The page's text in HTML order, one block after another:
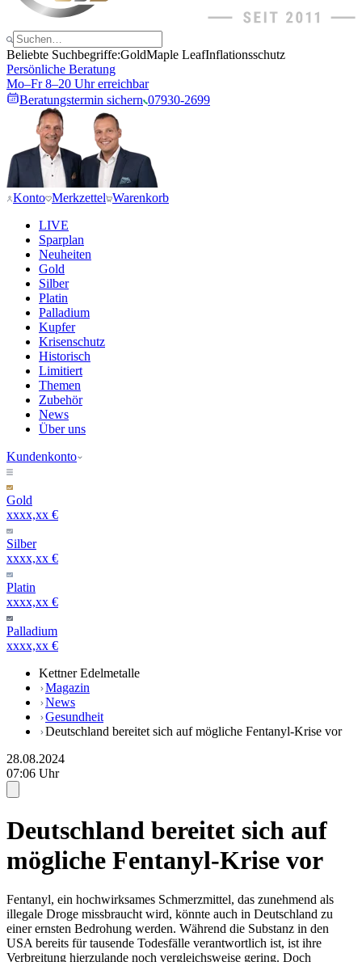
Beliebte Suchbegriffe:GoldMaple LeafInflationsschutz
Persönliche Beratung
Mo–Fr 8–20 Uhr erreichbar
Beratungstermin sichern 07930-2699
Konto Merkzettel Warenkorb
LIVE
Sparplan
Neuheiten
Gold
Silber
Platin
Palladium
Kupfer
Krisenschutz
Historisch
Limitiert
Themen
Zubehör
News
Über uns
Kundenkonto
Gold
xxxx,xx €
Silber
xxxx,xx €
Platin
xxxx,xx €
Palladium
xxxx,xx €
Kettner Edelmetalle
Magazin
News
Gesundheit
Deutschland bereitet sich auf mögliche Fentanyl-Krise vor
28.08.2024
07:06 Uhr
Deutschland bereitet sich auf
mögliche Fentanyl-Krise vor
Fentanyl, ein hochwirksames Schmerzmittel, das zunehmend als
illegale Droge missbraucht wird, könnte auch in Deutschland zu
einer ernsten Bedrohung werden. Während die Substanz in den
USA bereits für tausende Todesfälle verantwortlich ist, ist ihre
Verbreitung hierzulande noch vergleichsweise gering. Doch